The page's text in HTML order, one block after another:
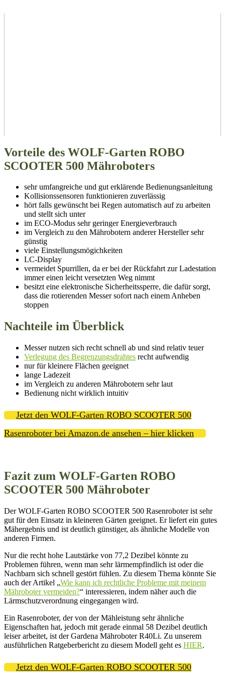
Vorteile des WOLF-Garten ROBO
SCOOTER 500 Mähroboters
sehr umfangreiche und gut erklärende Bedienungsanleitung
Kollisionssensoren funktionieren zuverlässig
hört falls gewünscht bei Regen automatisch auf zu arbeiten
und stellt sich unter
im ECO-Modus sehr geringer Energieverbrauch
im Vergleich zu den Mährobotern anderer Hersteller sehr
günstig
viele Einstellungsmögichkeiten
LC-Display
vermeidet Spurrillen, da er bei der Rückfahrt zur Ladestation
immer einen leicht versetzten Weg nimmt
besitzt eine elektronische Sicherheitssperre, die dafür sorgt,
dass die rotierenden Messer sofort nach einem Anheben
stoppen
Nachteile im Überblick
Messer nutzen sich recht schnell ab und sind relativ teuer
Verlegung des Begrenzungsdrahtes recht aufwendig
nur für kleinere Flächen geeignet
lange Ladezeit
im Vergleich zu anderen Mährobotern sehr laut
Bedienung nicht wirklich intuitiv
Jetzt den WOLF-Garten ROBO SCOOTER 500
Rasenroboter bei Amazon.de ansehen – hier klicken
Fazit zum WOLF-Garten ROBO
SCOOTER 500 Mähroboter
Der WOLF-Garten ROBO SCOOTER 500 Rasenroboter ist sehr
gut für den Einsatz in kleineren Gärten geeignet. Er liefert ein gutes
Mähergebnis und ist deutlich günstiger, als ähnliche Modelle von
anderen Firmen.
Nur die recht hohe Lautstärke von 77,2 Dezibel könnte zu
Problemen führen, wenn man sehr lärmempfindlich ist oder die
Nachbarn sich schnell gestört fühlen. Zu diesem Thema könnte Sie
auch der Artikel „Wie kann ich rechtliche Probleme mit meinem
Mähroboter vermeiden?“ interessieren, indem näher auch die
Lärmschutzverordnung eingegangen wird.
Ein Rasenroboter, der von der Mähleistung sehr ähnliche
Eigenschaften hat, jedoch mit gerade einmal 58 Dezibel deutlich
leiser arbeitet, ist derGardena Mähroboter R40Li. Zu unserem
ausführlichen Ratgeberbericht zu diesem Modell geht es HIER.
Jetzt den WOLF-Garten ROBO SCOOTER 500